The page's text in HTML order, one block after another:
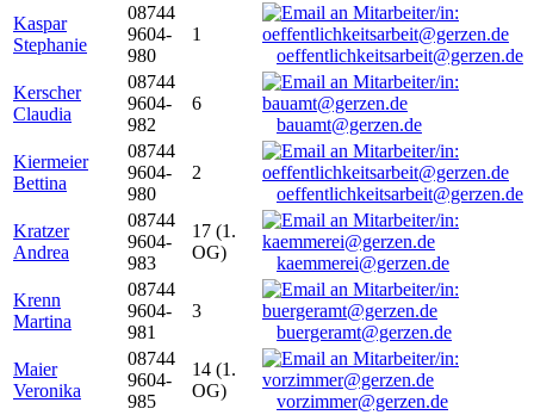
Kaspar
Stephanie
08744
9604-
980
1
oeffentlichkeitsarbeit@gerzen.de
Kerscher
Claudia
08744
9604-
982
6
bauamt@gerzen.de
Kiermeier
Bettina
08744
9604-
980
2
oeffentlichkeitsarbeit@gerzen.de
Kratzer
Andrea
08744
9604-
983
17 (1.
OG)
kaemmerei@gerzen.de
Krenn
Martina
08744
9604-
981
3
buergeramt@gerzen.de
Maier
Veronika
08744
9604-
985
14 (1.
OG)
vorzimmer@gerzen.de